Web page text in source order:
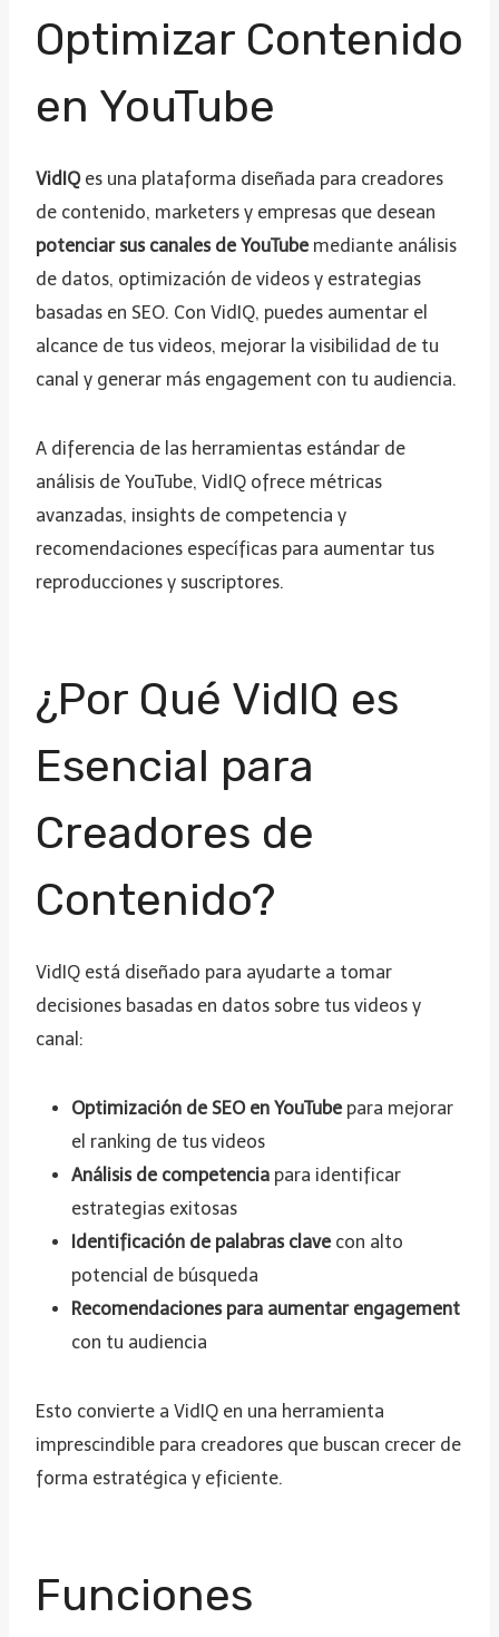
Optimizar Contenido
en YouTube
VidIQes una plataforma diseñada para creadores
de contenido, marketers y empresas que desean
potenciar sus canales de YouTubemediante análisis
de datos, optimización de videos y estrategias
basadas en SEO. Con VidIQ, puedes aumentar el
alcance de tus videos, mejorar la visibilidad de tu
canal y generar más engagement con tu audiencia.
A diferencia de las herramientas estándar de
análisis de YouTube, VidIQ ofrece métricas
avanzadas, insights de competencia y
recomendaciones específicas para aumentar tus
reproducciones y suscriptores.
¿Por Qué VidIQ es
Esencial para
Creadores de
Contenido?
VidIQ está diseñado para ayudarte a tomar
decisiones basadas en datos sobre tus videos y
canal:
Optimización de SEO en YouTubepara mejorar
el ranking de tus videos
Análisis de competencia para identificar
estrategias exitosas
Identificación de palabras clavecon alto
potencial de búsqueda
Recomendaciones para aumentar engagement
con tu audiencia
Esto convierte a VidIQ en una herramienta
imprescindible para creadores que buscan crecer de
forma estratégica y eficiente.
Funciones